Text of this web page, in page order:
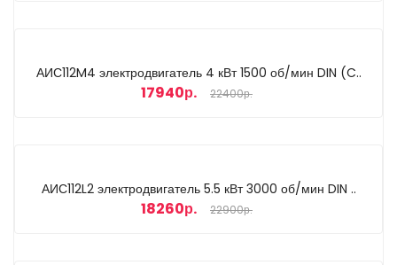
АИС112M4 электродвигатель 4 кВт 1500 об/мин DIN (C..
17940р. 22400р.
АИС112L2 электродвигатель 5.5 кВт 3000 об/мин DIN ..
18260р. 22900р.